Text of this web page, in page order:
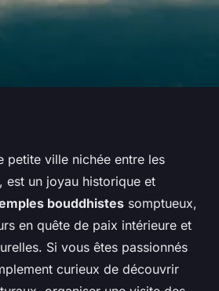
une visite
de
Laos?
min de lecture
petite ville nichée entre les
est un joyau historique et
bouddhistes somptueux,
en quête de paix intérieure et
Si vous êtes passionnés
curieux de découvrir